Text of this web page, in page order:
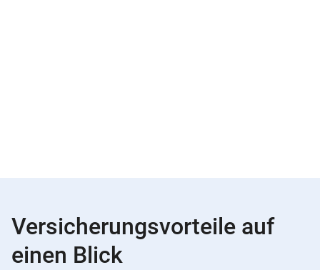
Versicherungsvorteile auf
einen Blick